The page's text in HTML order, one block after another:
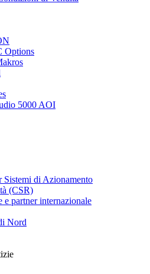
Options
5000 AOI
Sistemi di Azionamento
(CSR)
e partner internazionale
Nord